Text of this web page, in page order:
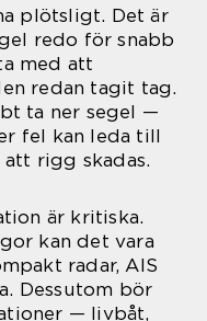
plötsligt. Det är
redo för snabb
med att
redan tagit tag.
ta ner segel —
fel kan leda till
rigg skadas.
är kritiska.
kan det vara
radar, AIS
Dessutom bör
— livbåt,